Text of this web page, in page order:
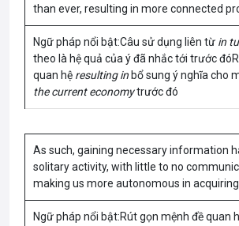
than ever, resulting in more connected
Ngữ pháp nổi bật:Câu sử dụng liên từ in
theo là hệ quả của ý đã nhắc tới trước
quan hệ resulting inbổ sung ý nghĩa cho
the current economytrước đó
As such, gaining necessary information
solitary activity, with little to no
making us more autonomous in
Ngữ pháp nổi bật:Rút gọn mệnh đề quan